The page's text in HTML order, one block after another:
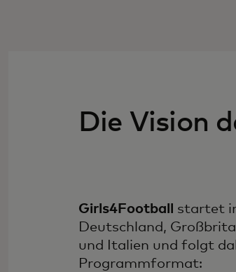
Die Vision
Girls4Football
startet
Deutschland,
und Italien und folgt
Programmformat: